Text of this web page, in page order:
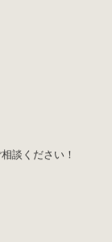
談ください！